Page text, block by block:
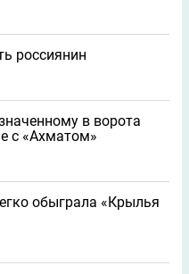
россиянин
в ворота
с «Ахматом»
обыграла «Крылья